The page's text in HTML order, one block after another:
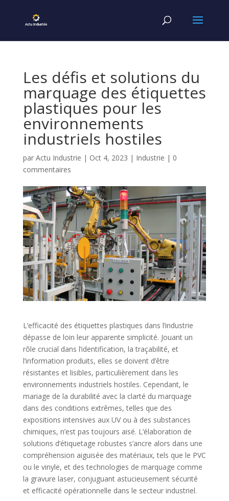
Les défis et solutions du
marquage des étiquettes
plastiques pour les
environnements
industriels hostiles
par Actu Industrie | Oct 4, 2023 | Industrie | 0
commentaires
L’efficacité des étiquettes plastiques dans l’industrie
dépasse de loin leur apparente simplicité. Jouant un
rôle crucial dans l’identification, la traçabilité, et
l’information produits, elles se doivent d’être
résistantes et lisibles, particulièrement dans les
environnements industriels hostiles. Cependant, le
mariage de la durabilité avec la clarté du marquage
dans des conditions extrêmes, telles que des
expositions intensives aux UV ou à des substances
chimiques, n’est pas toujours aisé. L’élaboration de
solutions d’étiquetage robustes s’ancre alors dans une
compréhension aiguisée des matériaux, tels que le PVC
ou le vinyle, et des technologies de marquage comme
la gravure laser, conjuguant astucieusement sécurité
et efficacité opérationnelle dans le secteur industriel.